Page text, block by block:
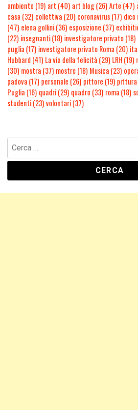
ambiente (19) art (40) art blog(26)Arte (47)
casa (32) collettiva (20) coronavirus(17) dico
(47) elena gollini(36) esposizione (37)
(22) insegnanti(18) investigatore privato (18)
puglia (17) investigatore privato Roma (20)
Hubbard (41) La via della felicità (29) LRH (19)
(30) mostra (37) mostre (18) Musica (23)
padova (17) personale (26) pittore (19) pittura
Puglia (16) quadri(29) quadro (33) roma (18)
studenti(23)volontari(37)